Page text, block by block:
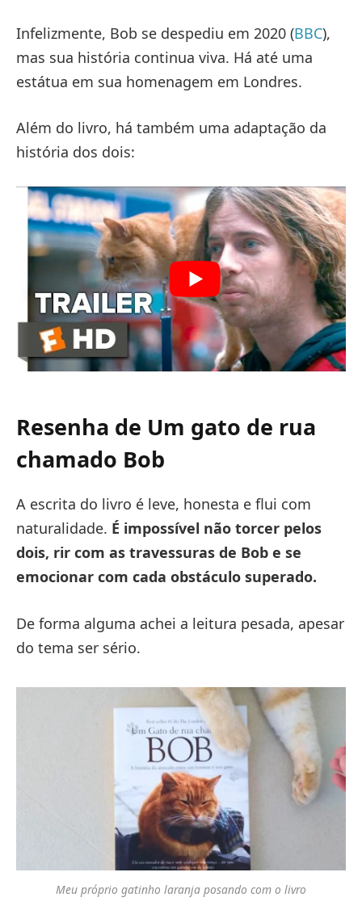
Infelizmente, Bob se despediu em 2020 (BBC),
mas sua história continua viva. Há até uma
estátua em sua homenagem em Londres.
Além do livro, há também uma adaptação da
história dos dois:
Resenha de Um gato de rua
chamado Bob
A escrita do livro é leve, honesta e flui com
naturalidade. É impossível não torcer pelos
dois, rir com as travessuras de Bob e se
emocionar com cada obstáculo superado.
De forma alguma achei a leitura pesada, apesar
do tema ser sério.
Meu próprio gatinho laranja posando com o livro